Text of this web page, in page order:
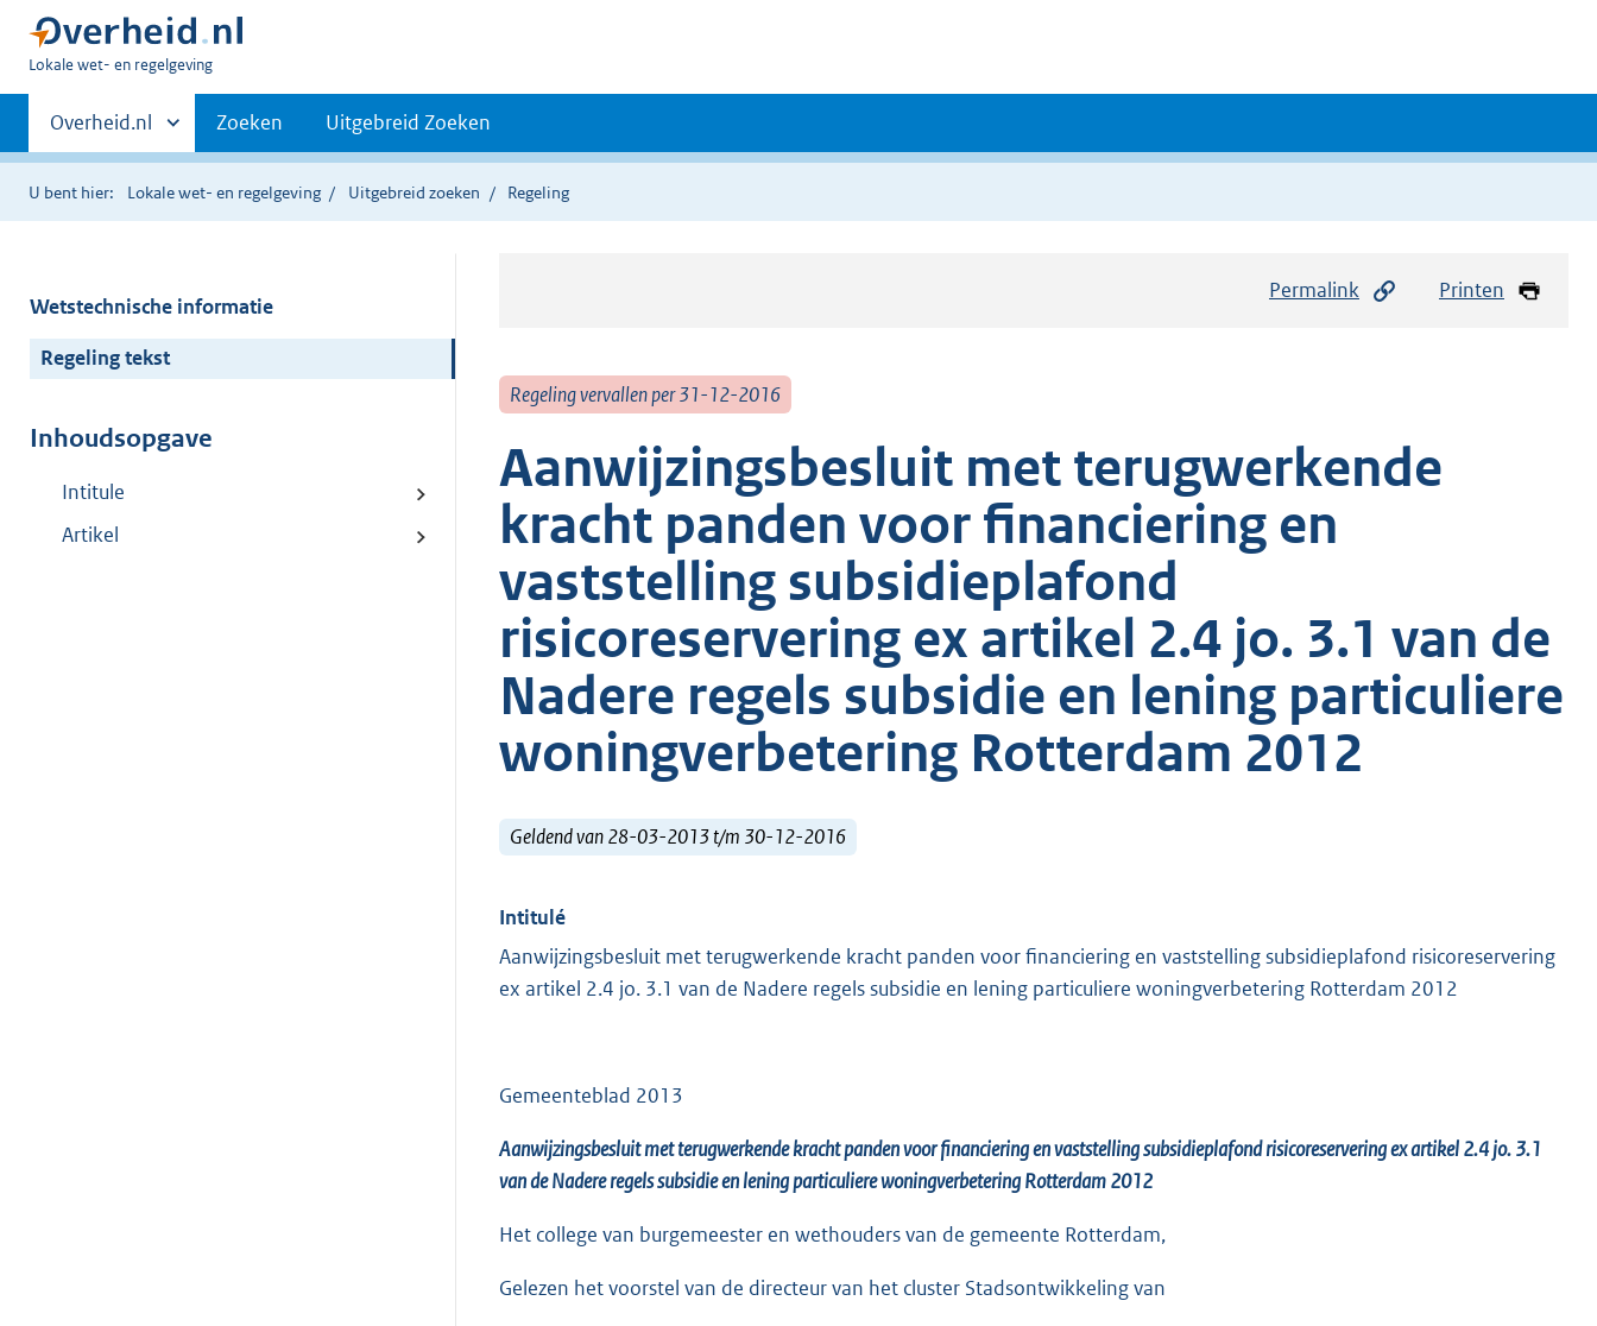
U
hier:
Lokale wet- en regelgeving
Primaire
navigatie
Andere
sites
binnen
Overheid.nl Zoeken Uitgebreid Zoeken
U bent hier: Lokale wet- en regelgeving Uitgebreid zoeken Regeling
Wetstechnische informatie
Regeling tekst
Inhoudsopgave
Intitule
Artikel
Permalink Printen
Regeling vervallen per 31-12-2016
Aanwijzingsbesluit met terugwerkende
kracht panden voor financiering en
vaststelling subsidieplafond
risicoreservering ex artikel 2.4 jo. 3.1 van de
Nadere regels subsidie en lening particuliere
woningverbetering Rotterdam 2012
Geldend van 28-03-2013 t/m 30-12-2016
Intitulé
Aanwijzingsbesluit met terugwerkende kracht panden voor financiering en vaststelling subsidieplafond risicoreservering
ex artikel 2.4 jo. 3.1 van de Nadere regels subsidie en lening particuliere woningverbetering Rotterdam 2012
Gemeenteblad 2013
Aanwijzingsbesluit met terugwerkende kracht panden voor financiering en vaststelling subsidieplafond risicoreservering ex artikel2.4 jo. 3.1
van de Nadere regels subsidie en lening particuliere woningverbetering Rotterdam 2012
Het college van burgemeester en wethouders van de gemeente Rotterdam,
Gelezen het voorstel van de directeur van het cluster Stadsontwikkeling van